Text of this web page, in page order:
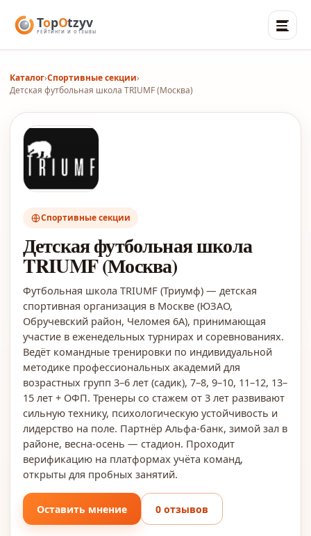
Каталог›Спортивные секции›
Детская футбольная школа TRIUMF (Москва)
Спортивные секции
Детская футбольная школа
TRIUMF (Москва)
Футбольная школа TRIUMF (Триумф) — детская
спортивная организация в Москве (ЮЗАО,
Обручевский район, Челомея 6А), принимающая
участие в еженедельных турнирах и соревнованиях.
Ведёт командные тренировки по индивидуальной
методике профессиональных академий для
возрастных групп 3–6 лет (садик), 7–8, 9–10, 11–12, 13–
15 лет + ОФП. Тренеры со стажем от 3 лет развивают
сильную технику, психологическую устойчивость и
лидерство на поле. Партнёр Альфа-банк, зимой зал в
районе, весна-осень — стадион. Проходит
верификацию на платформах учёта команд,
открыты для пробных занятий.
Оставить мнение 0 отзывов